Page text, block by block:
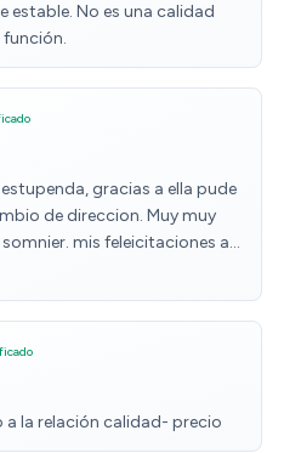
estable. No es una calidad
gracias a ella pude
de direccion. Muy muy
mis feleicitaciones a
y asistencia. Ha sido un
para conseguir un
a la relación calidad- precio